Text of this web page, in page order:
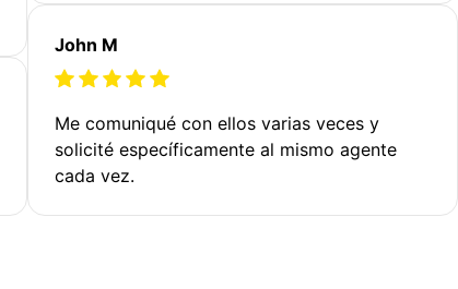
John M
Me comuniqué con ellos varias veces y
solicité específicamente al mismo agente
cada vez.